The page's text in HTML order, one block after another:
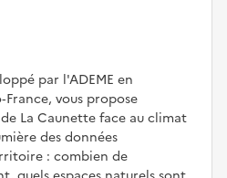
par l'ADEME en
vous propose
La Caunette face au climat
des données
: combien de